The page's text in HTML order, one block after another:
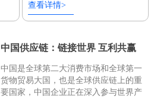
查看详情>
中国供应链：链接世界 互利共赢
中国是全球第二大消费市场和全球第一
货物贸易大国，也是全球供应链上的重
要国家，中国企业正在深入参与世界产